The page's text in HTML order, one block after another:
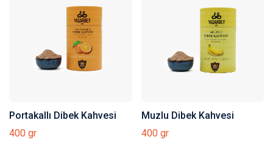
Portakallı Dibek Kahvesi
400 gr
Muzlu Dibek Kahvesi
400 gr